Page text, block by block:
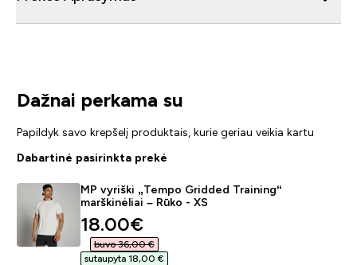
Dažnai perkama su
Papildyk savo krepšelį produktais, kurie geriau veikia kartu
Dabartinė pasirinkta prekė
MP vyriški „Tempo Gridded Training“
marškinėliai – Rūko - XS
discounted price
18.00€‎
buvo 36,00 €‎
sutaupyta 18,00 €‎